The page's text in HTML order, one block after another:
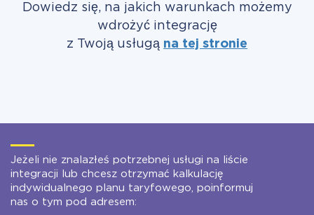
Dowiedz się, na jakich warunkach możemy
wdrożyć integrację
z Twoją usługą na tej stronie
Jeżeli nie znalazłeś potrzebnej usługi na liście
integracji lub chcesz otrzymać kalkulację
indywidualnego planu taryfowego, poinformuj
nas o tym pod adresem: